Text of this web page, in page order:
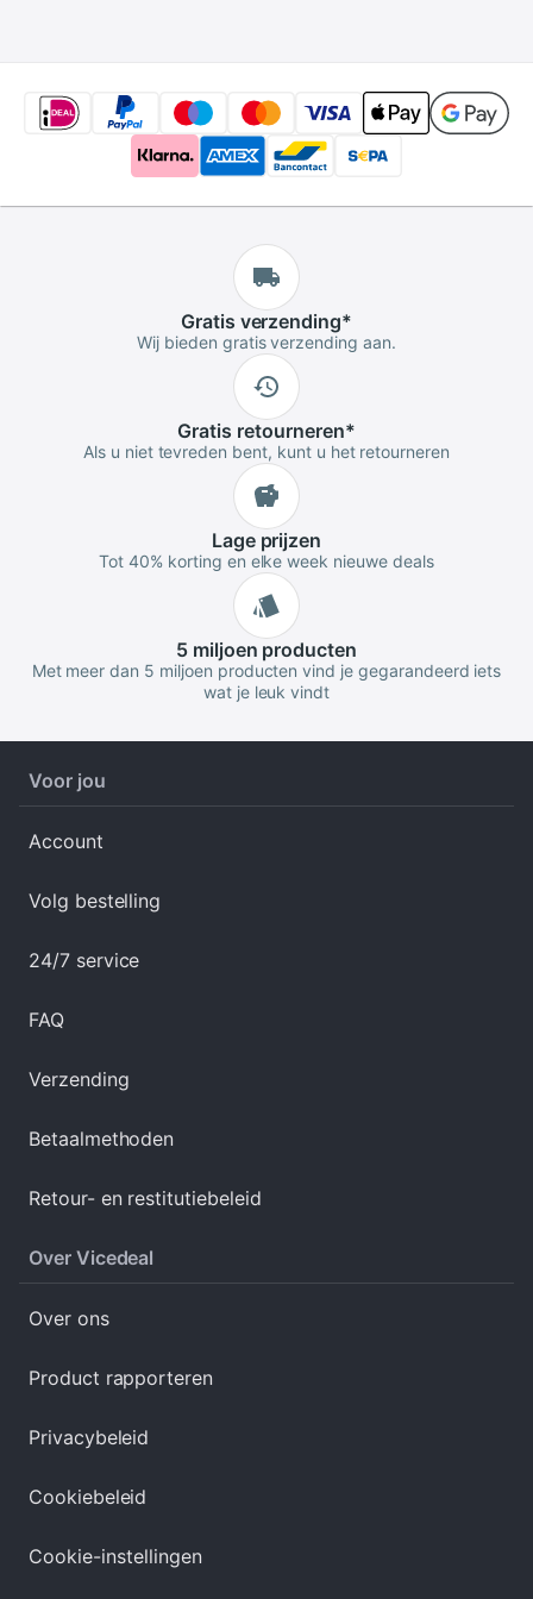
Gratis verzending*
Wij bieden gratis verzending aan.
Gratis retourneren*
Als u niet tevreden bent, kunt u het retourneren
Lageprijzen
Tot 40% korting en elke week nieuwe deals
5 miljoen producten
Met meer dan 5 miljoen producten vind je gegarandeerd iets
wat je leuk vindt
Voor jou
Account
Volg bestelling
24/7 service
FAQ
Verzending
Betaalmethoden
Retour- en restitutiebeleid
Over Vicedeal
Over ons
Product rapporteren
Privacybeleid
Cookiebeleid
Cookie-instellingen